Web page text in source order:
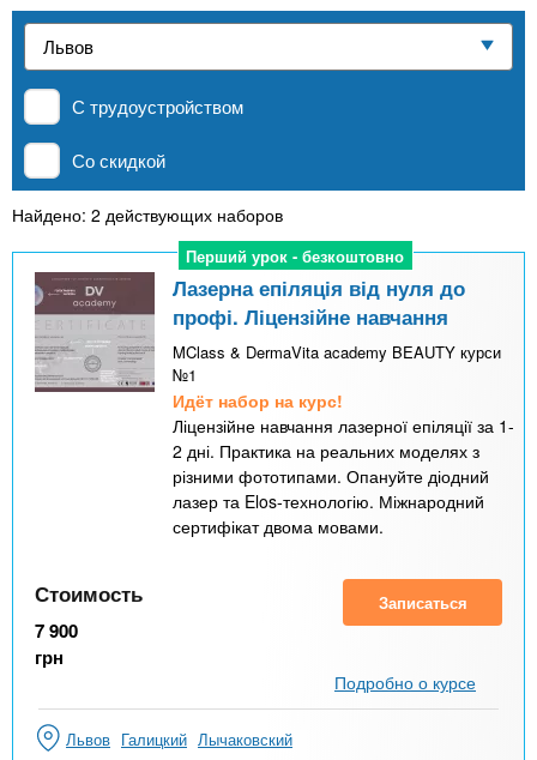
n
t
s
.
i
n
х
д
е
н
MBA
Онлайн курсы
За рубежом
С трудоустройством
Со скидкой
Найдено: 2 действующих наборов
Перший урок - безкоштовно
Перший урок - безкоштовно
Лазерна епіляція від нуля до
профі. Ліцензійне навчання
MClass & DermaVita academy BEAUTY курси
№1
Идёт набор на курс!
Ліцензійне навчання лазерної епіляції за 1-
2 дні. Практика на реальних моделях з
різними фототипами. Опануйте діодний
лазер та Elos-технологію. Міжнародний
сертифікат двома мовами.
Стоимость
7 900
грн
Записаться
Подробно о курсе
Львов Галицкий Лычаковский